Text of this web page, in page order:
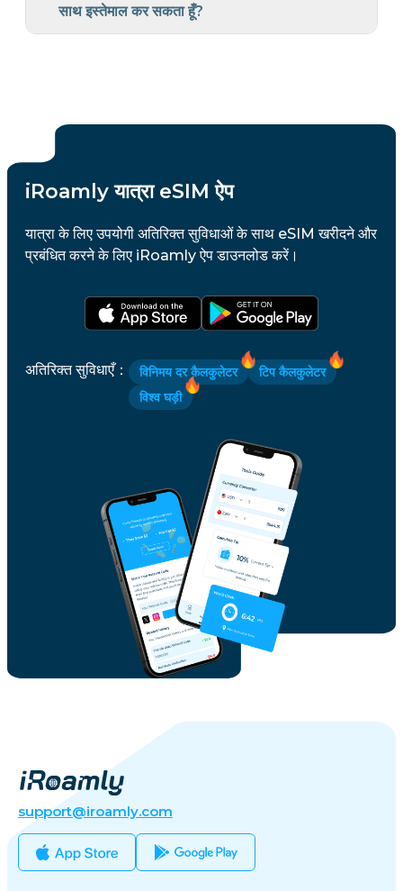
साथ इस्तेमाल कर सकता हूँ?
iRoamly यात्रा eSIM ऐप
यात्रा के लिए उपयोगी अतिरिक्त सुविधाओं के साथ eSIM खरीदने और
प्रबंधित करने के लिए iRoamly ऐप डाउनलोड करें।
अतिरिक्त सुविधाएँ： विनिमय दर कैलकुलेटर
टिप कैलकुलेटर
विश्व घड़ी
support@iroamly.com